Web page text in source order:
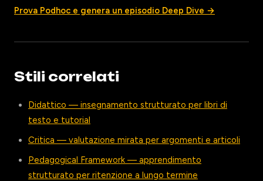
Prova Podhoc e genera un episodio Deep Dive →
Stili correlati
Didattico — insegnamento strutturato per libri di
testo e tutorial
Critica — valutazione mirata per argomenti e articoli
Pedagogical Framework — apprendimento
strutturato per ritenzione a lungo termine